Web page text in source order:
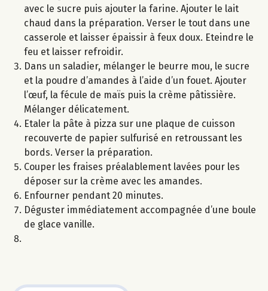
avec le sucre puis ajouter la farine. Ajouter le lait
chaud dans la préparation. Verser le tout dans une
casserole et laisser épaissir à feux doux. Eteindre le
feu et laisser refroidir.
Dans un saladier, mélanger le beurre mou, le sucre
et la poudre d’amandes à l’aide d’un fouet. Ajouter
l’œuf, la fécule de maïs puis la crème pâtissière.
Mélanger délicatement.
Etaler la pâte à pizza sur une plaque de cuisson
recouverte de papier sulfurisé en retroussant les
bords. Verser la préparation.
Couper les fraises préalablement lavées pour les
déposer sur la crème avec les amandes.
Enfourner pendant 20 minutes.
Déguster immédiatement accompagnée d’une boule
de glace vanille.